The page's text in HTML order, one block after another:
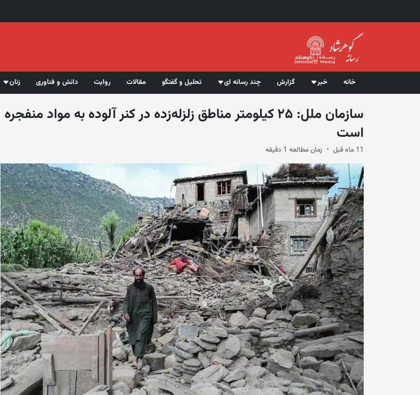
خانه خبر گزارش چند رسانه ای تحلیل و گفتگو مقالات روایت دانش و فناوری زنان
سازمان ملل: ۲۵ کیلومتر مناطق زلزله‌زده در کنر آلوده به مواد منفجره
است
11 ماه قبل زمان مطالعه 1 دقیقه